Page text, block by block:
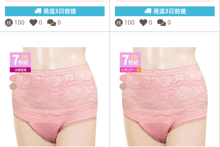
発送3日前後
残 100 0 0
発送3日前後
残 100 0 0